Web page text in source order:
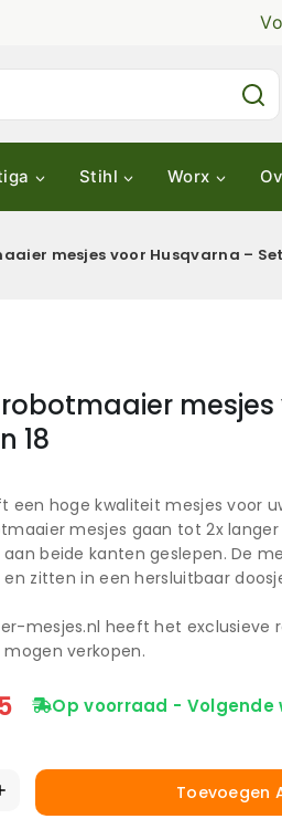
Stihl Worx
mesjes voor Husqvarna –
18
een hoge kwaliteit mesjes voor
mesjes gaan tot 2x
beide kanten geslepen. De
zitten in een hersluitbaar
mesjes.nl heeft het exclusieve
mogen verkopen.
Op voorraad -
Toevoegen